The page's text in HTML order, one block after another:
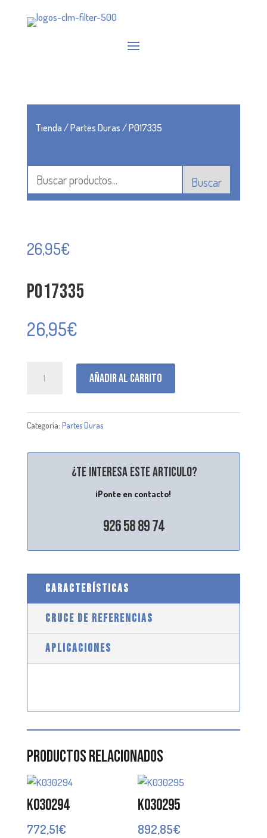
Tienda/Partes Duras/ P017335
Buscar
26,95€
P017335
26,95€
Añadir al carrito
Categoría: Partes Duras
¿Te interesa este articulo?
¡Ponte en contacto!
926 58 89 74
CARACTERÍSTICAS
CRUCE DE REFERENCIAS
APLICACIONES
Productos relacionados
K030294
772,51€
K030295
892,85€